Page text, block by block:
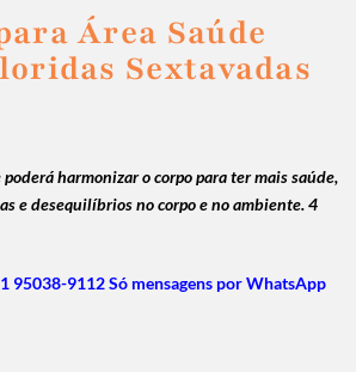
Área Saúde
Sextavadas
harmonizar o corpo para ter mais saúde,
e desequilíbrios no corpo e no ambiente. 4
95038-9112 Só mensagens por WhatsApp